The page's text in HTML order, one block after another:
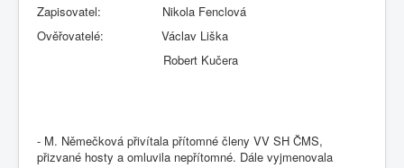
Zapisovatel: Nikola Fenclová
Ověřovatelé: Václav Liška
Robert Kučera
- M. Němečková přivítala přítomné členy VV SH ČMS,
přizvané hosty a omluvila nepřítomné. Dále vyjmenovala